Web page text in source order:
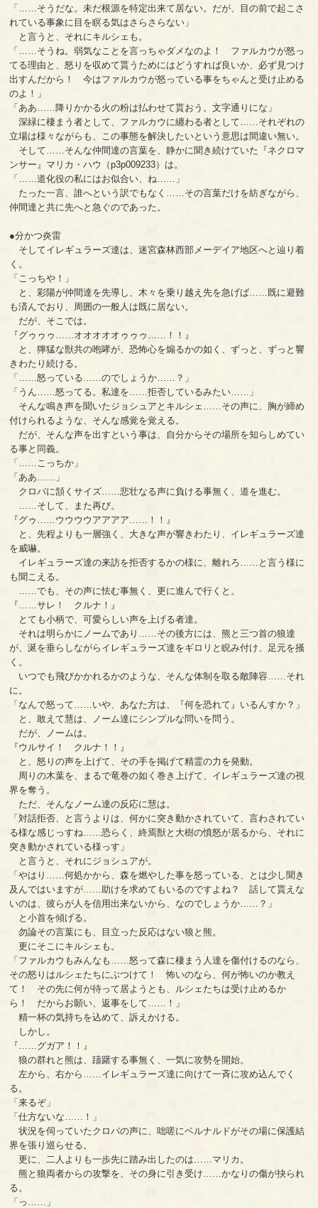
「……そうだな。未だ根源を特定出来て居ない。だが、目の前で起こさ
れている事象に目を瞑る気はさらさらない」
と言うと、それにキルシェも。
「……そうね。弱気なことを言っちゃダメなのよ！ ファルカウが怒っ
てる理由と、怒りを収めて貰うためにはどうすれば良いか、必ず見つけ
出すんだから！ 今はファルカウが怒っている事をちゃんと受け止める
のよ！」
「ああ……降りかかる火の粉は払わせて貰おう。文字通りにな」
深緑に棲まう者として、ファルカウに纏わる者として……それぞれの
立場は様々ながらも、この事態を解決したいという意思は間違い無い。
そして……そんな仲間達の言葉を、静かに聞き続けていた『ネクロマ
ンサー』マリカ・ハウ（p3p009233）は。
「……道化役の私にはお似合い、ね……」
たった一言、誰へという訳でもなく……その言葉だけを紡ぎながら、
仲間達と共に先へと急ぐのであった。
●分かつ炎雷
そしてイレギュラーズ達は、迷宮森林西部メーデイア地区へと辿り着
く。
「こっちや！」
と、彩陽が仲間達を先導し、木々を乗り越え先を急げば……既に避難
も済んでおり、周囲の一般人は既に居ない。
だが、そこでは。
『グゥゥゥ……オオオオオゥゥゥ……！！』
と、獰猛な獣共の咆哮が、恐怖心を煽るかの如く、ずっと、ずっと響
きわたり続ける。
「……怒っている……のでしょうか……？」
「うん……怒ってる。私達を……拒否しているみたい……」
そんな鳴き声を聞いたジョシュアとキルシェ……その声に、胸が締め
付けられるような、そんな感覚を覚える。
だが、そんな声を出すという事は、自分からその場所を知らしめてい
る事と同義。
「……こっちか」
「ああ……」
クロバに頷くサイズ……悲壮なる声に負ける事無く、道を進む。
……そして、また再び。
『グゥ……ウウウウアアアア……！！』
と、先程よりも一層強く、大きな声が響きわたり、イレギュラーズ達
を威嚇。
イレギュラーズ達の来訪を拒否するかの様に、離れろ……と言う様に
も聞こえる。
……でも、その声に怯む事無く、更に進んで行くと。
『……サレ！ クルナ！』
とても小柄で、可愛らしい声を上げる者達。
それは明らかにノームであり……その後方には、熊と三つ首の狼達
が、涎を垂らしながらイレギュラーズ達をギロリと睨み付け、足元を掻
く。
いつでも飛びかかれるかのような、そんな体制を取る敵陣容……それ
に。
「なんで怒って……いや、あなた方は、『何を恐れて』いるんすか？」
と、敢えて慧は、ノーム達にシンプルな問いを問う。
だが、ノームは。
『ウルサイ！ クルナ！！』
と、怒りの声を上げて、その手を掲げて精霊の力を発動。
周りの木葉を、まるで竜巻の如く巻き上げて、イレギュラーズ達の視
界を奪う。
ただ、そんなノーム達の反応に慧は。
「対話拒否、と言うよりは、何かに突き動かされていて、言わされてい
る様な感じっすね……恐らく、終焉獣と大樹の憤怒が居るから、それに
突き動かされている様っす」
と言うと、それにジョシュアが。
「やはり……何処かから、森を燃やした事を怒っている、とは少し聞き
及んではいますが……助けを求めてもいるのですよね？ 話して貰えな
いのは、彼らが人を信用出来ないから、なのでしょうか……？」
と小首を傾げる。
勿論その言葉にも、目立った反応はない狼と熊。
更にそこにキルシェも。
「ファルカウもみんなも……怒って森に棲まう人達を傷付けるのなら、
その怒りはルシェたちにぶつけて！ 怖いのなら、何が怖いのか教え
て！ その先に何が待って居ようとも、ルシェたちは受け止めるか
ら！ だからお願い、返事をして……！」
精一杯の気持ちを込めて、訴えかける。
しかし。
『……グガア！！』
狼の群れと熊は、躊躇する事無く、一気に攻勢を開始。
左から、右から……イレギュラーズ達に向けて一斉に攻め込んでく
る。
「来るぞ」
「仕方ないな……！」
状況を伺っていたクロバの声に、咄嗟にベルナルドがその場に保護結
界を張り巡らせる。
更に、二人よりも一歩先に踏み出したのは……マリカ。
熊と狼両者からの攻撃を、その身に引き受け……かなりの傷が抉られ
る。
「っ……」